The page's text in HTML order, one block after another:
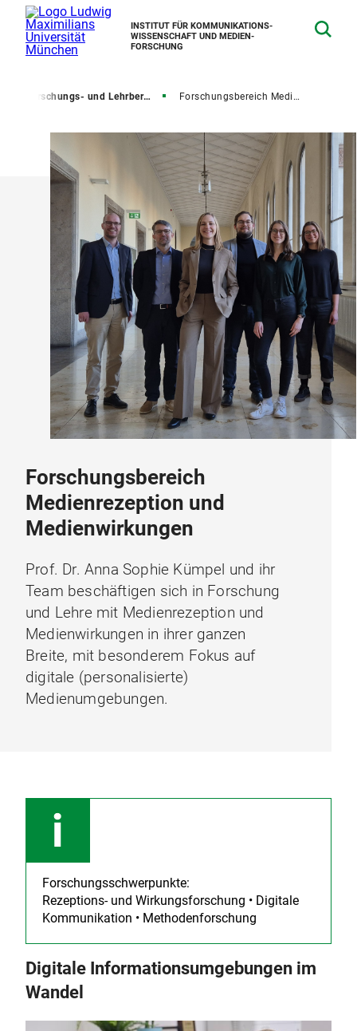
INSTITUT FÜR KOMMUNIKATIONS­
WISSENSCHAFT UND MEDIEN­
FORSCHUNG
Forschungs- und Lehrbereiche Forschungsbereich Medienrezeption und Medienwirkungen
Forschungsbereich
Medienrezeption und
Medienwirkungen
Prof. Dr. Anna Sophie Kümpel und ihr
Team beschäftigen sich in Forschung
und Lehre mit Medienrezeption und
Medienwirkungen in ihrer ganzen
Breite, mit besonderem Fokus auf
digitale (personalisierte)
Medienumgebungen.
Forschungsschwerpunkte:
Rezeptions- und Wirkungsforschung • Digitale
Kommunikation • Methodenforschung
Digitale Informationsumgebungen im
Wandel